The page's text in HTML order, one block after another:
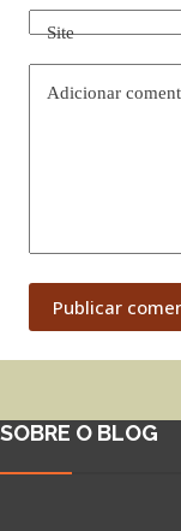
Site
Adicionar
Publicar
SOBRE O BLOG